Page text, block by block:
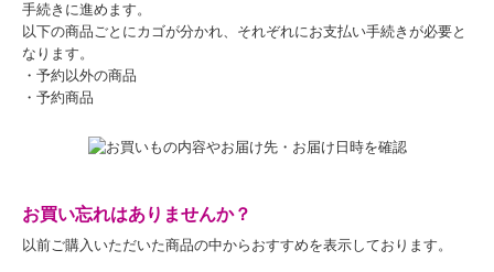
手続きに進めます。
以下の商品ごとにカゴが分かれ、それぞれにお支払い手続きが必要と
なります。
・予約以外の商品
・予約商品
お買い忘れはありませんか？
以前ご購入いただいた商品の中からおすすめを表示しております。